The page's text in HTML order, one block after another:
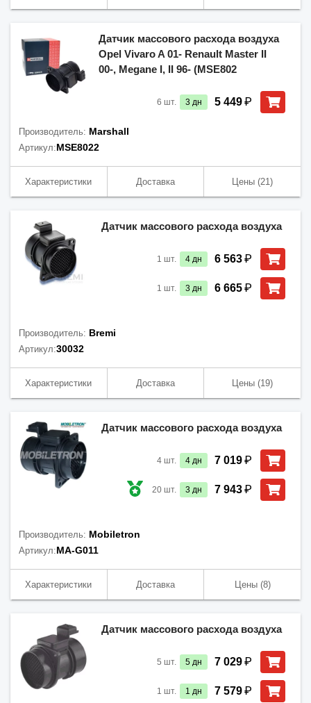
Датчик массового расхода воздуха
Opel Vivaro A 01- Renault Master II
00-, Megane I, II 96- (MSE802
6 шт. 3 дн 5 449₽
Производитель: Marshall
Артикул:MSE8022
Характеристики Доставка Цены (21)
Датчик массового расхода воздуха
1 шт. 4 дн 6 563₽
1 шт. 3 дн 6 665₽
Производитель: Bremi
Артикул:30032
Характеристики Доставка Цены (19)
Датчик массового расхода воздуха
4 шт. 4 дн 7 019₽
20 шт. 3 дн 7 943₽
Производитель: Mobiletron
Артикул:MA-G011
Характеристики Доставка Цены(8)
Датчик массового расхода воздуха
5 шт. 5 дн 7 029₽
1 шт. 1 дн 7 579₽